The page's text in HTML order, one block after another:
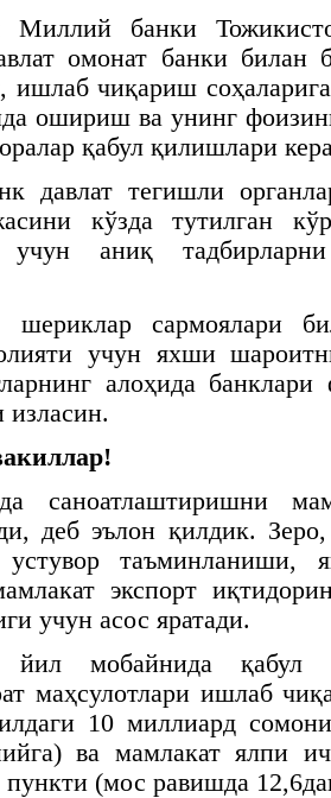
Миллий банки
омонат банки билан
ишлаб чиқариш
ошириш ва унинг
қабул қилишлари
давлат тегишли
кўзда тутилган
аниқ
шериклар сармоялари
учун яхши
алоҳида банклари
изласин.
саноатлаштиришни
деб эълон қилдик.
устувор
экспорт
учун асос яратади.
мобайнида қабул
маҳсулотлари ишлаб
10 миллиард
ва мамлакат ялпи
пункти (мос равишда